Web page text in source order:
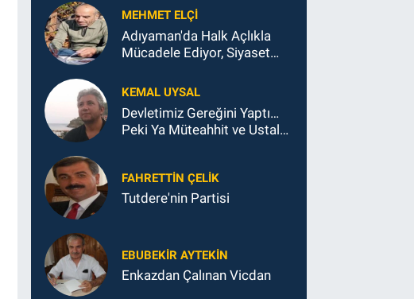
MEHMET ELÇI
Adıyaman'da Halk Açlıkla
Mücadele Ediyor, Siyaset
KEMAL UYSAL
Devletimiz Gereğini Yaptı…
Peki Ya Müteahhit ve Ustalar
FAHRETTIN ÇELİK
Tutdere'nin Partisi
EBUBEKIR AYTEKIN
Enkazdan Çalınan Vicdan